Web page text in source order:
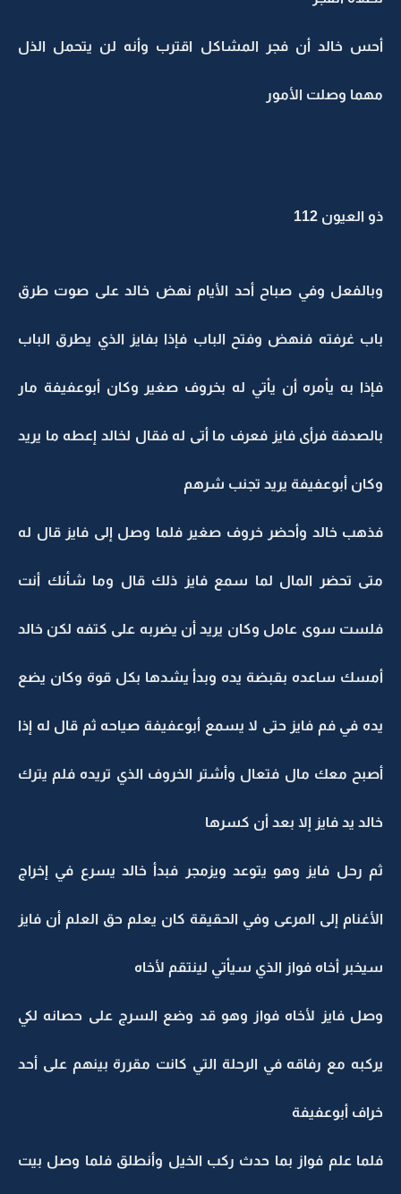
أحس خالد أن فجر المشاكل اقترب وأنه لن يتحمل الذل
مهما وصلت الأمور
ذو العيون 112
وبالفعل وفي صباح أحد الأيام نهض خالد على صوت طرق
باب غرفته فنهض وفتح الباب فإذا بفايز الذي يطرق الباب
فإذا به يأمره أن يأتي له بخروف صغير وكان أبوعفيفة مار
بالصدفة فرأى فايز فعرف ما أتى له فقال لخالد إعطه ما يريد
وكان أبوعفيفة يريد تجنب شرهم
فذهب خالد وأحضر خروف صغير فلما وصل إلى فايز قال له
متى تحضر المال لما سمع فايز ذلك قال وما شأنك أنت
فلست سوى عامل وكان يريد أن يضربه على كتفه لكن خالد
أمسك ساعده بقبضة يده وبدأ يشدها بكل قوة وكان يضع
يده في فم فايز حتى لا يسمع أبوعفيفة صياحه ثم قال له إذا
أصبح معك مال فتعال وأشتر الخروف الذي تريده فلم يترك
خالد يد فايز إلا بعد أن كسرها
ثم رحل فايز وهو يتوعد ويزمجر فبدأ خالد يسرع في إخراج
الأغنام إلى المرعى وفي الحقيقة كان يعلم حق العلم أن فايز
سيخبر أخاه فواز الذي سيأتي لينتقم لأخاه
وصل فايز لأخاه فواز وهو قد وضع السرج على حصانه لكي
يركبه مع رفاقه في الرحلة التي كانت مقررة بينهم على أحد
خراف أبوعفيفة
فلما علم فواز بما حدث ركب الخيل وأنطلق فلما وصل بيت